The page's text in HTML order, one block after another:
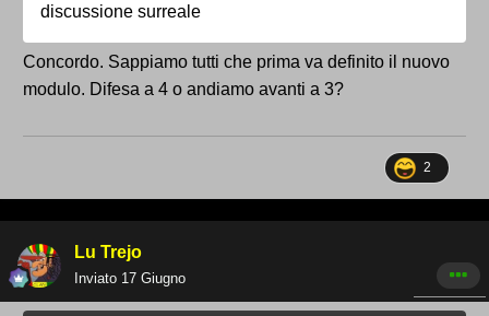
discussione surreale
Concordo. Sappiamo tutti che prima va definito il nuovo
modulo. Difesa a 4 o andiamo avanti a 3?
2
Lu Trejo
Inviato 17 Giugno